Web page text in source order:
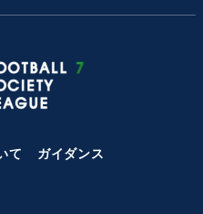
て
ガイダンス